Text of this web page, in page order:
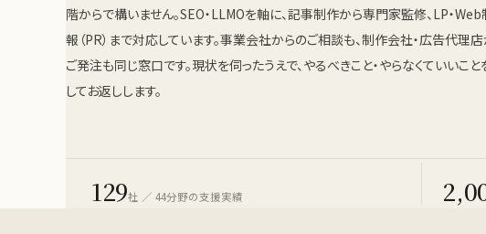
階からで構いません。SEO・LLMOを軸に、記事制作から専門家監修、LP・Web
報（PR）まで対応しています。事業会社からのご相談も、制作会社・広告代理
ご発注も同じ窓口です。現状を伺ったうえで、やるべきこと・やらなくていいこ
してお返しします。
129社 ／ 44分野の支援実績